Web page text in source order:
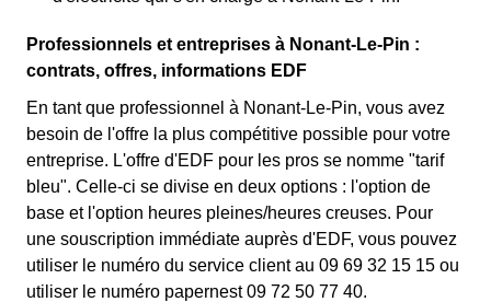
Professionnels et entreprises à Nonant-Le-Pin :
contrats, offres, informations EDF
En tant que professionnel à Nonant-Le-Pin, vous avez
besoin de l'offre la plus compétitive possible pour votre
entreprise. L'offre d'EDF pour les pros se nomme "tarif
bleu". Celle-ci se divise en deux options : l'option de
base et l'option heures pleines/heures creuses. Pour
une souscription immédiate auprès d'EDF, vous pouvez
utiliser le numéro du service client au 09 69 32 15 15 ou
utiliser le numéro papernest 09 72 50 77 40.